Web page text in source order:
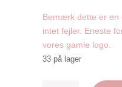
Bemærk dette er en
intet fejler. Eneste
vores gamle logo.
33 på lager